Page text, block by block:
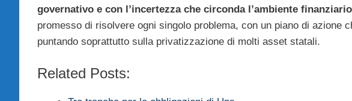
governativo e con l’incertezza che circonda l’ambiente finanziario
promesso di risolvere ogni singolo problema, con un piano di azione
puntando soprattutto sulla privatizzazione di molti asset statali.
Related Posts: